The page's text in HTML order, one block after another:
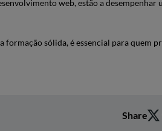
web, estão a desempenhar
formação sólida, é essencial para quem
Share